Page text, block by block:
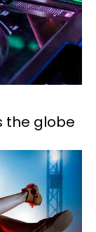
the globe